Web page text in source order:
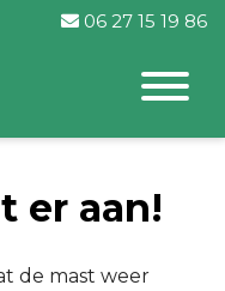
06 27 15 19 86
er aan!
de mast weer